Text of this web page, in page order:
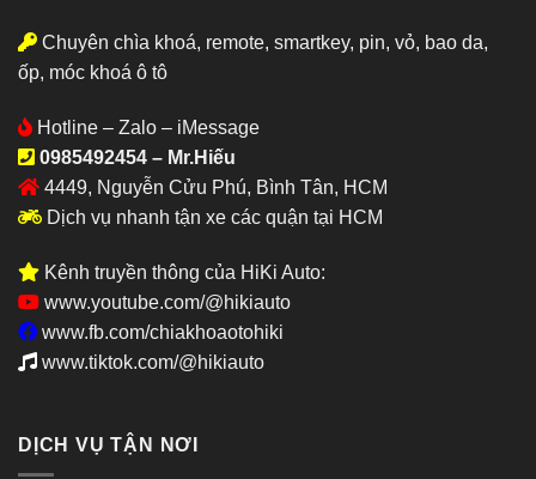
Chuyên chìa khoá, remote, smartkey, pin, vỏ, bao da,
ốp, móc khoá ô tô
Hotline – Zalo – iMessage
0985492454 – Mr.Hiếu
4449, Nguyễn Cửu Phú, Bình Tân, HCM
Dịch vụ nhanh tận xe các quận tại HCM
Kênh truyền thông của HiKi Auto:
www.youtube.com/@hikiauto
www.fb.com/chiakhoaotohiki
www.tiktok.com/@hikiauto
DỊCH VỤ TẬN NƠI